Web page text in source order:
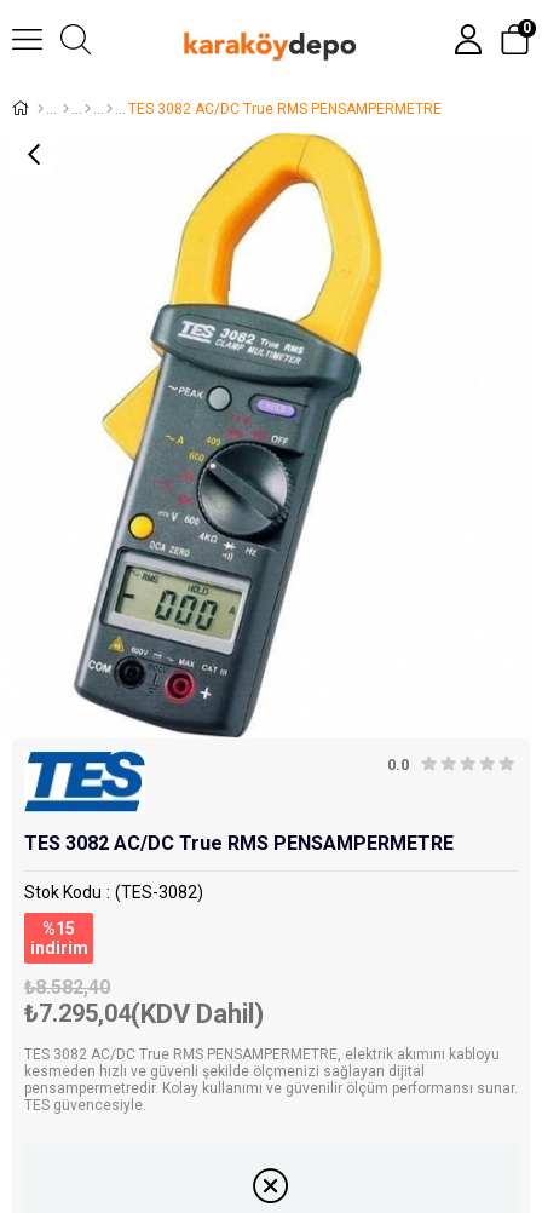
0
TES 3082 AC/DC True RMS PENSAMPERMETRE
0.0
TES 3082 AC/DC True RMS PENSAMPERMETRE
Stok Kodu
(TES-3082)
%15
i̇ndirim
₺8.582,40
₺7.295,04(KDV Dahil)
TES 3082 AC/DC True RMS PENSAMPERMETRE, elektrik akımını kabloyu
kesmeden hızlı ve güvenli şekilde ölçmenizi sağlayan dijital
pensampermetredir. Kolay kullanımı ve güvenilir ölçüm performansı sunar.
TES güvencesiyle.